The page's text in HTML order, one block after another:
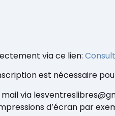
via ce lien:
est nécessaire
via
d’écran par